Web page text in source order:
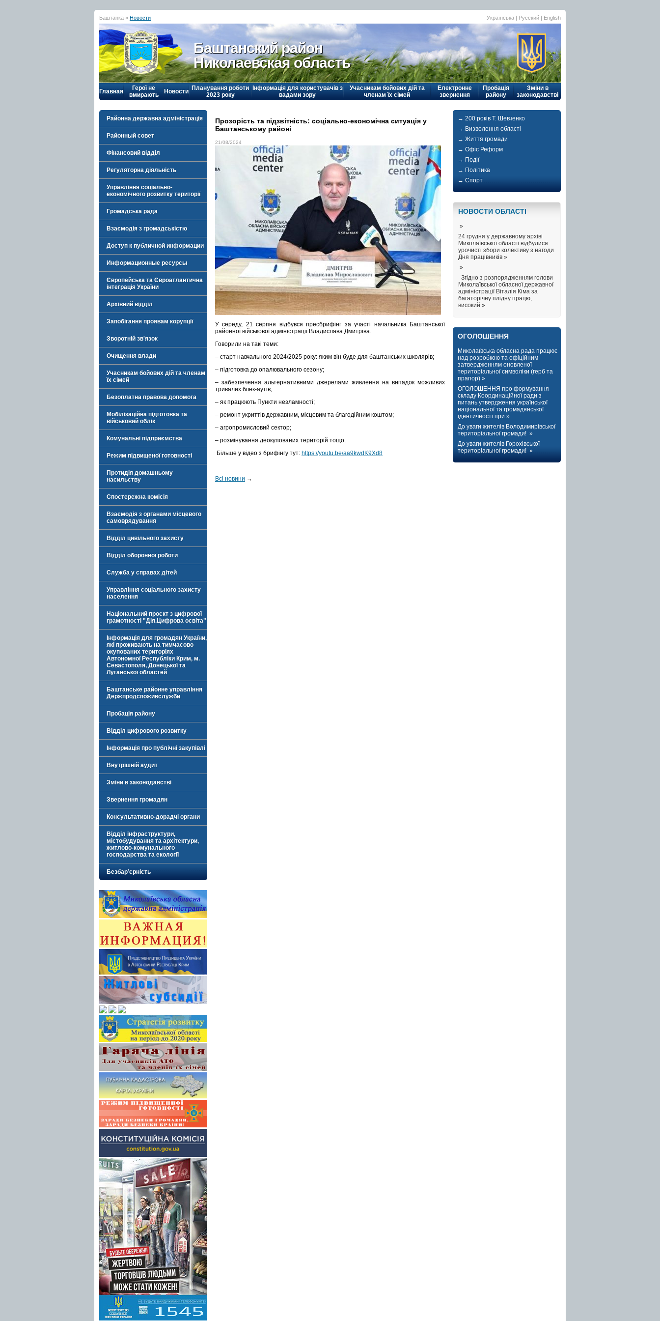
Баштанка » Новости Українська | Русский | English
Баштанский район
Николаевская область
Главная
Герої не
вмирають
Новости Планування роботи
2023 року
Інформація для користувачів з
вадами зору
Учасникам бойових дій та
членам їх сімей
Електронне
звернення
Пробація
району
Зміни в
законодавстві
Районна державна адміністрація
Районный совет
Фінансовий відділ
Регуляторна діяльність
Управління соціально-
економічного розвитку території
Громадська рада
Взаємодія з громадськістю
Доступ к публичной информации
Информационные ресурсы
Європейська та Євроатлантична
інтеграція України
Архівний відділ
Запобігання проявам корупції
Зворотній зв'язок
Очищення влади
Учасникам бойових дій та членам
їх сімей
Безоплатна правова допомога
Мобілізаційна підготовка та
військовий облік
Комунальні підприємства
Режим підвищеної готовності
Протидія домашньому
насильству
Спостережна комісія
Взаємодія з органами місцевого
самоврядування
Відділ цивільного захисту
Відділ оборонної роботи
Служба у справах дітей
Управління соціального захисту
населення
Національний проєкт з цифрової
грамотності "Дія.Цифрова освіта"
Інформація для громадян України,
які проживають на тимчасово
окупованих територіях
Автономної Республіки Крим, м.
Севастополя, Донецької та
Луганської областей
Баштанське районне управління
Держпродспоживслужби
Пробація району
Відділ цифрового розвитку
Інформація про публічні закупівлі
Внутрішній аудит
Зміни в законодавстві
Звернення громадян
Консультативно-дорадчі органи
Відділ інфраструктури,
містобудування та архітектури,
житлово-комунального
господарства та екології
Безбар’єрність
Прозорість та підзвітність: соціально-економічна ситуація у
Баштанському районі
21/08/2024
У середу, 21 серпня відбувся пресбрифінг за участі начальника Баштанської
районної військової адміністрації Владислава Дмитріва.
Говорили на такі теми:
– старт навчального 2024/2025 року: яким він буде для баштанських школярів;
– підготовка до опалювального сезону;
– забезпечення альтернативними джерелами живлення на випадок можливих
тривалих блек-аутів;
– як працюють Пункти незламності;
– ремонт укриттів державним, місцевим та благодійним коштом;
– агропромисловий сектор;
– розмінування деокупованих територій тощо.
Більше у відео з брифінгу тут: https://youtu.be/aa9kwdK9Xd8
Всі новини →
→ 200 років Т. Шевченко
→ Визволення області
→ Життя громади
→ Офіс Реформ
→ Події
→ Політика
→ Спорт
НОВОСТИ ОБЛАСТI
»
24 грудня у державному архіві
Миколаївської області відбулися
урочисті збори колективу з нагоди
Дня працівників »
»
Згідно з розпорядженням голови
Миколаївської обласної державної
адміністрації Віталія Кіма за
багаторічну плідну працю,
високий »
ОГОЛОШЕННЯ
Миколаївська обласна рада працює
над розробкою та офіційним
затвердженням оновленої
територіальної символіки (герб та
прапор) »
ОГОЛОШЕННЯ про формування
складу Координаційної ради з
питань утвердження української
національної та громадянської
ідентичності при »
До уваги жителів Володимирівської
територіальної громади! »
До уваги жителів Горохівської
територіальної громади! »